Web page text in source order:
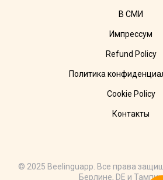
В СМИ
Импрессум
Refund Policy
Политика
Cookie Policy
Контакты
© 2025 Beelinguapp. Все права
Берлине, DE и